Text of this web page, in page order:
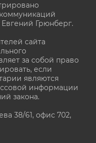
Евгений Грюнберг.
сайта
за собой право
если
являются
информации
закона.
38/61, офис 702,